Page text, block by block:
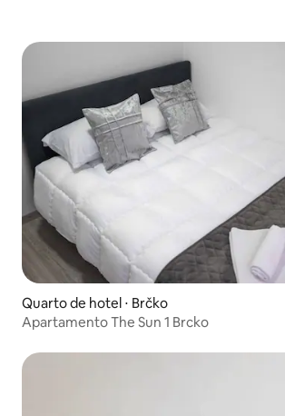
Quarto de hotel ⋅ Brčko
Apartamento The Sun 1 Brcko